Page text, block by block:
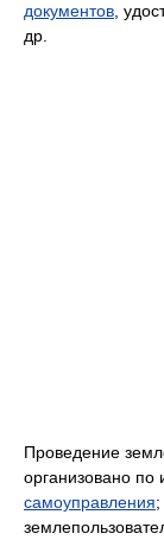
документов ,
др.
Проведение
организовано по
самоуправления;